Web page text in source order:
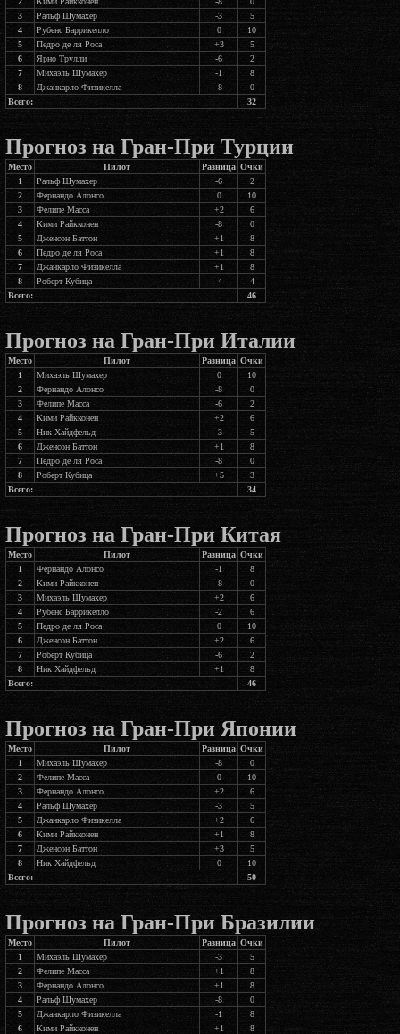
3
Ральф Шумахер -3
5
4
Рубенс Баррикелло 0
10
5
Педро де ля Роса +3
5
6
Ярно Трулли -6
2
7
Михаэль Шумахер -1
8
8
Джанкарло Физикелла -8
0
Всего:
32
Прогноз на Гран-При Турции
Место Пилот Разница Очки
1
Ральф Шумахер -6
2
2
Фернандо Алонсо 0
10
3
Фелипе Масса +2
6
4
Кими Райкконен -8
0
5
Дженсон Баттон +1
8
6
Педро де ля Роса +1
8
7
Джанкарло Физикелла +1
8
8
Роберт Кубица -4
4
Всего:
46
Прогноз на Гран-При Италии
Место Пилот Разница Очки
1
Михаэль Шумахер 0
10
2
Фернандо Алонсо -8
0
3
Фелипе Масса -6
2
4
Кими Райкконен +2
6
5
Ник Хайдфельд -3
5
6
Дженсон Баттон +1
8
7
Педро де ля Роса -8
0
8
Роберт Кубица +5
3
Всего:
34
Прогноз на Гран-При Китая
Место Пилот Разница Очки
1
Фернандо Алонсо -1
8
2
Кими Райкконен -8
0
3
Михаэль Шумахер +2
6
4
Рубенс Баррикелло -2
6
5
Педро де ля Роса 0
10
6
Дженсон Баттон +2
6
7
Роберт Кубица -6
2
8
Ник Хайдфельд +1
8
Всего:
46
Прогноз на Гран-При Японии
Место Пилот Разница Очки
1
Михаэль Шумахер -8
0
2
Фелипе Масса 0
10
3
Фернандо Алонсо +2
6
4
Ральф Шумахер -3
5
5
Джанкарло Физикелла +2
6
6
Кими Райкконен +1
8
7
Дженсон Баттон +3
5
8
Ник Хайдфельд 0
10
Всего:
50
Прогноз на Гран-При Бразилии
Место Пилот Разница Очки
1
Михаэль Шумахер -3
5
2
Фелипе Масса +1
8
3
Фернандо Алонсо +1
8
4
Ральф Шумахер -8
0
5
Джанкарло Физикелла -1
8
6
Кими Райкконен +1
8